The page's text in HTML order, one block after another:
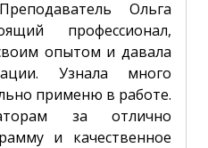
Ольга
профессионал,
опытом и давала
Узнала много
применю в работе.
за отлично
и качественное
*